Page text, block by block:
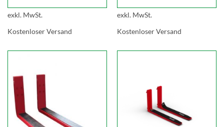
exkl. MwSt.
Kostenloser Versand
exkl. MwSt.
Kostenloser Versand